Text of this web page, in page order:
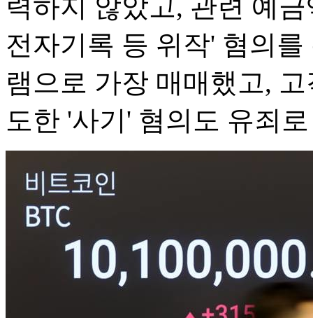
력하지 않았고, 관련 예
전자기록 등 위작' 혐의
램으로 가장 매매했고,
도한 '사기' 혐의도 유죄